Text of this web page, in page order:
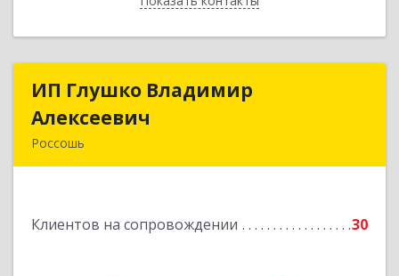
ИП Глушко Владимир
Алексеевич
Россошь
Клиентов на сопровождении 30
ИП Глушко Владимир
Подробнее